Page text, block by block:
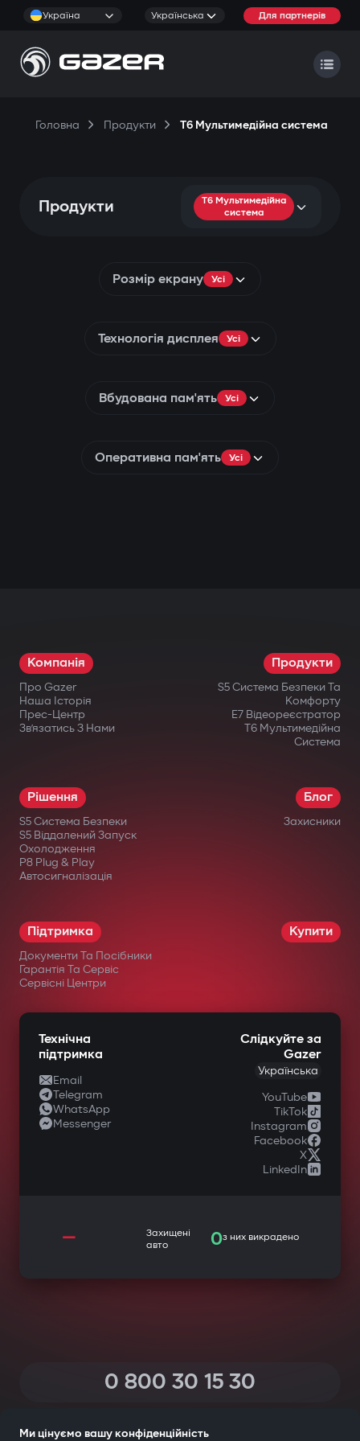
Україна Українська Для партнерів
Головна Продукти T6 Мультимедійна система
Продукти
T6 Мультимедійна
система
Розмір екрану Усі
Технологія дисплея Усі
Вбудована пам'ять Усі
Оперативна пам'ять Усі
Компанія
Про Gazer
Наша Історія
Прес-Центр
Зв’язатись З Нами
Продукти
S5 Система Безпеки Та
Комфорту
E7 Відеореєстратор
T6 Мультимедійна
Система
Рішення
S5 Система Безпеки
S5 Віддалений Запуск
Охолодження
P8 Plug & Play
Автосигналізація
Блог
Захисники
Підтримка
Документи Та Посібники
Гарантія Та Сервіс
Сервісні Центри
Купити
Технічна
підтримка
Email
Telegram
WhatsApp
Messenger
Слідкуйте за
Gazer
Українська
YouTube
TikTok
Instagram
Facebook
X
LinkedIn
—
Захищені
авто
0з них викрадено
0 800 30 15 30
Ми цінуємо вашу конфіденційність